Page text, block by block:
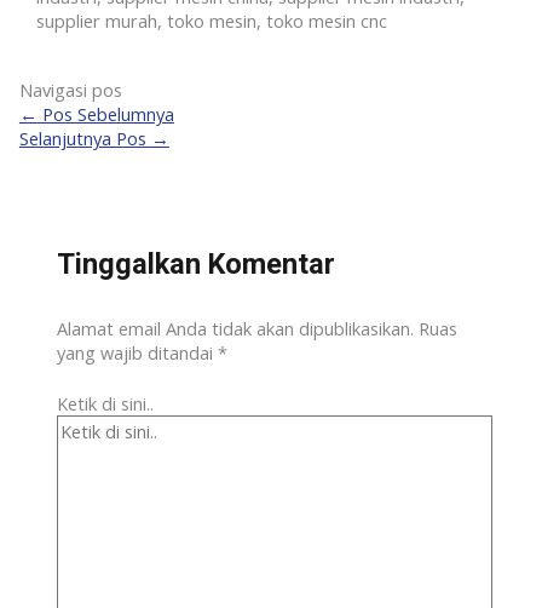
supplier murah, toko mesin, toko mesin cnc
Navigasi pos
← Pos Sebelumnya
Selanjutnya Pos →
Tinggalkan Komentar
Alamat email Anda tidak akan dipublikasikan. Ruas
yang wajib ditandai*
Ketik di sini..